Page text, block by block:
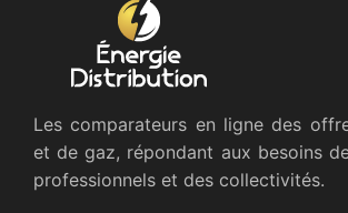
Les comparateurs en ligne des
et de gaz, répondant aux besoins
professionnels et des collectivités.